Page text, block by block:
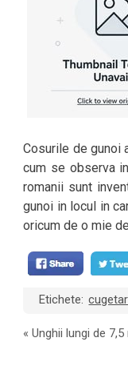
Cosurile de gunoi
cum se observa
romanii sunt
gunoi in locul in
oricum de o mie
Etichete:
«Unghii lungi de